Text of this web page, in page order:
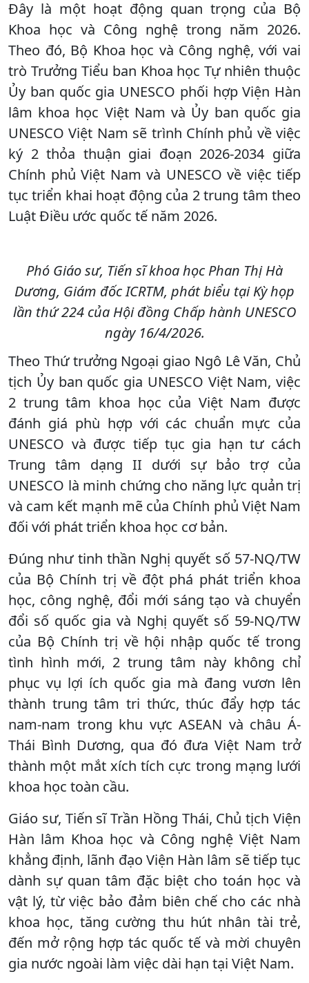
Đây là một hoạt động quan trọng của Bộ
Khoa học và Công nghệ trong năm 2026.
Theo đó, Bộ Khoa học và Công nghệ, với vai
trò Trưởng Tiểu ban Khoa học Tự nhiên thuộc
Ủy ban quốc gia UNESCO phối hợp Viện Hàn
lâm khoa học Việt Nam và Ủy ban quốc gia
UNESCO Việt Nam sẽ trình Chính phủ về việc
ký 2 thỏa thuận giai đoạn 2026-2034 giữa
Chính phủ Việt Nam và UNESCO về việc tiếp
tục triển khai hoạt động của 2 trung tâm theo
Luật Điều ước quốc tế năm 2026.
Phó Giáo sư, Tiến sĩ khoa học Phan Thị Hà
Dương, Giám đốc ICRTM, phát biểu tại Kỳ họp
lần thứ 224 của Hội đồng Chấp hành UNESCO
ngày 16/4/2026.
Theo Thứ trưởng Ngoại giao Ngô Lê Văn, Chủ
tịch Ủy ban quốc gia UNESCO Việt Nam, việc
2 trung tâm khoa học của Việt Nam được
đánh giá phù hợp với các chuẩn mực của
UNESCO và được tiếp tục gia hạn tư cách
Trung tâm dạng II dưới sự bảo trợ của
UNESCO là minh chứng cho năng lực quản trị
và cam kết mạnh mẽ của Chính phủ Việt Nam
đối với phát triển khoa học cơ bản.
Đúng như tinh thần Nghị quyết số 57-NQ/TW
của Bộ Chính trị về đột phá phát triển khoa
học, công nghệ, đổi mới sáng tạo và chuyển
đổi số quốc gia và Nghị quyết số 59-NQ/TW
của Bộ Chính trị về hội nhập quốc tế trong
tình hình mới, 2 trung tâm này không chỉ
phục vụ lợi ích quốc gia mà đang vươn lên
thành trung tâm tri thức, thúc đẩy hợp tác
nam-nam trong khu vực ASEAN và châu Á-
Thái Bình Dương, qua đó đưa Việt Nam trở
thành một mắt xích tích cực trong mạng lưới
khoa học toàn cầu.
Giáo sư, Tiến sĩ Trần Hồng Thái, Chủ tịch Viện
Hàn lâm Khoa học và Công nghệ Việt Nam
khẳng định, lãnh đạo Viện Hàn lâm sẽ tiếp tục
dành sự quan tâm đặc biệt cho toán học và
vật lý, từ việc bảo đảm biên chế cho các nhà
khoa học, tăng cường thu hút nhân tài trẻ,
đến mở rộng hợp tác quốc tế và mời chuyên
gia nước ngoài làm việc dài hạn tại Việt Nam.